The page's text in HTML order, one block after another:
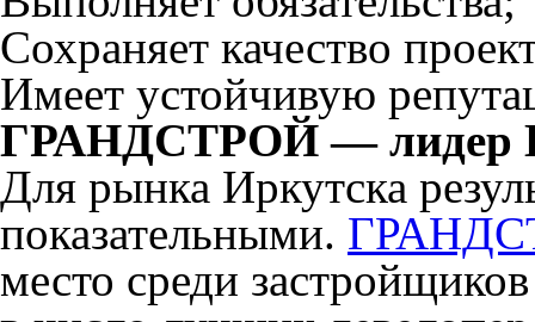
Сохраняет качество
Имеет устойчивую
ГРАНДСТРОЙ — лидер
Для рынка Иркутска
показательными.
место среди